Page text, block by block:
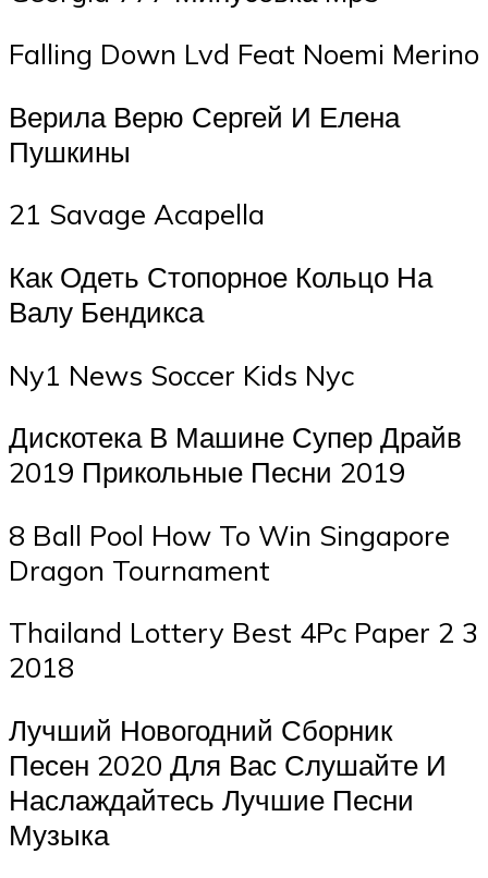
Falling Down Lvd Feat Noemi Merino
Верила Верю Сергей И Елена
Пушкины
21 Savage Acapella
Как Одеть Стопорное Кольцо На
Валу Бендикса
Ny1 News Soccer Kids Nyc
Дискотека В Машине Супер Драйв
2019 Прикольные Песни 2019
8 Ball Pool How To Win Singapore
Dragon Tournament
Thailand Lottery Best 4Pc Paper 2 3
2018
Лучший Новогодний Сборник
Песен 2020 Для Вас Слушайте И
Наслаждайтесь Лучшие Песни
Музыка